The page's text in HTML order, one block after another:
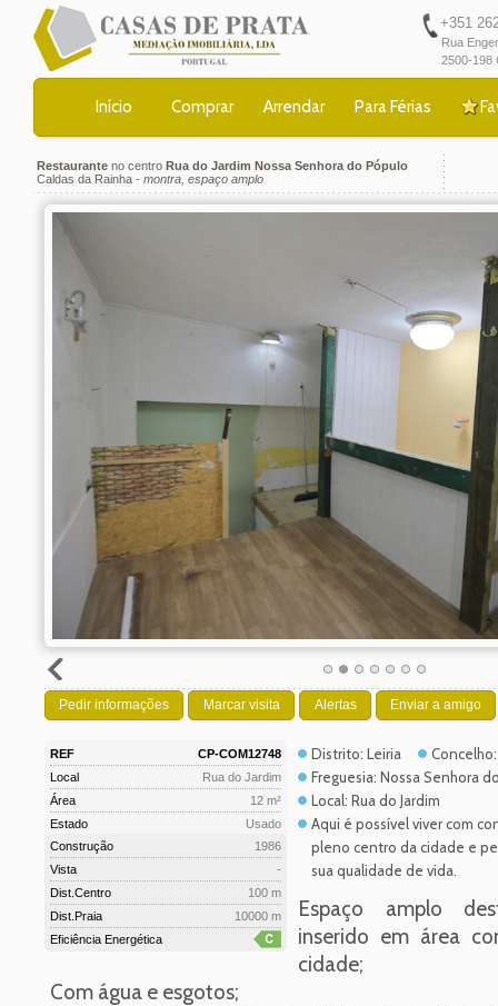
+351 262
Rua
2500-198
Início Comprar Arrendar Para Férias
Restaurante no centro Rua do Jardim Nossa Senhora do Pópulo
Caldas da Rainha - montra, espaço amplo
Pedir informações Marcar visita Alertas Enviar a amigo
REF
CP-COM12748
Local
Rua do Jardim
Área
12 m²
Estado
Usado
Construção
1986
Vista
-
Dist.Centro
100 m
Dist.Praia
10000 m
Eficiência Energética
Distrito: Leiria
Freguesia: Nossa Senhora
Local: Rua do Jardim
Aqui é possível viver com
pleno centro da cidade e
sua qualidade de vida.
Espaço amplo
inserido em área
cidade;
Com água e esgotos;